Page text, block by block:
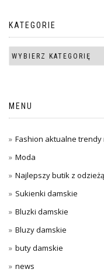
KATEGORIE
MENU
Fashion aktualne trendy
Moda
Najlepszy butik z odzieżą
Sukienki damskie
Bluzki damskie
Bluzy damskie
buty damskie
news